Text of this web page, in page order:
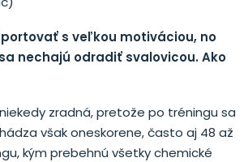
s veľkou motiváciou, no
nechajú odradiť svalovicou. Ako
zradná, pretože po tréningu sa
však oneskorene, často aj 48 až
kým prebehnú všetky chemické